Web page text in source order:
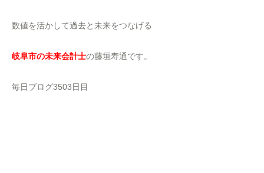
数値を活かして過去と未来をつなげる
岐阜市の未来会計士の藤垣寿通です。
毎日ブログ3503日目